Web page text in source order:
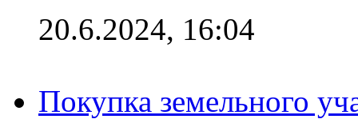
20.6.2024, 16:04
Покупка земельного